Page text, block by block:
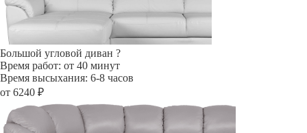
Большой угловой диван ?
Время работ: от 40 минут
Время высыхания: 6-8 часов
от 6240 ₽